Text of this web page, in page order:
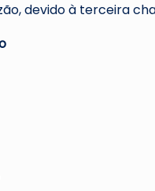
devido à terceira